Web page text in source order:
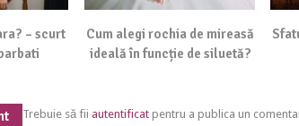
– scurt
Cum alegi rochia de mireasă
ideală în funcție de siluetă?
Trebuie să fii autentificat pentru a publica un